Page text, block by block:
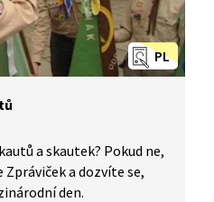
PL
a skautek? Pokud ne,
a dozvíte se,
den.